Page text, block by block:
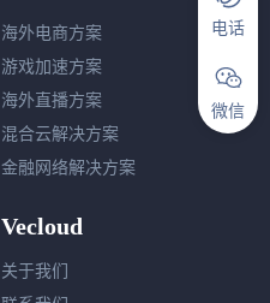
海外电商方案
游戏加速方案
海外直播方案
混合云解决方案
金融网络解决方案
Vecloud
关于我们
电话
微信